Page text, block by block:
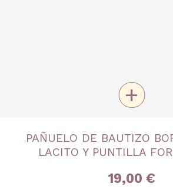
Única
+
PAÑUELO DE BAUTIZO
LACITO Y PUNTILLA
19,00 €